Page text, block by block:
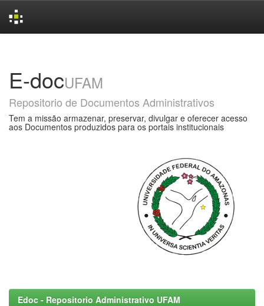
E-docUFAM
Repositorio de Documentos Administrativos
Tem a missão armazenar, preservar, divulgar e oferecer acesso
aos Documentos produzidos para os portais institucionais
Edoc - Repositorio Administrativo UFAM